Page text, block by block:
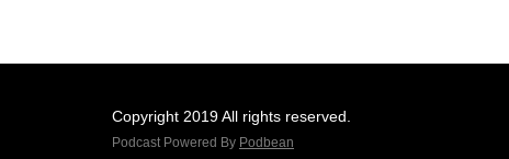
Copyright 2019 All rights reserved.
Podcast Powered By Podbean